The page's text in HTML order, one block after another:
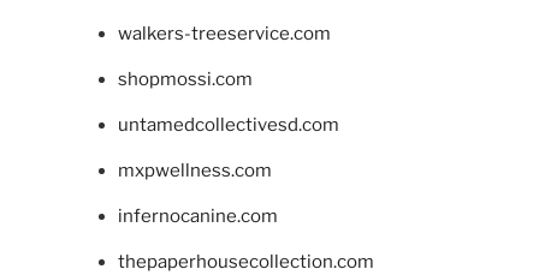
walkers-treeservice.com
shopmossi.com
untamedcollectivesd.com
mxpwellness.com
infernocanine.com
thepaperhousecollection.com